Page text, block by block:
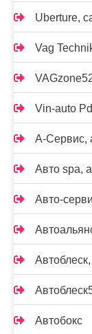
Uberture,
Vag
Vin-auto
А-Сервис,
Авто spa,
Авто-
Автобокс